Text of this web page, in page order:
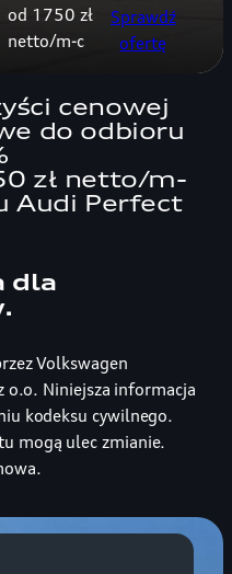
od 1750 zł
netto/m-c
Sprawdź
ofertę
cenowej
do odbioru
zł netto/m-
Audi Perfect
dla
Volkswagen
o.o. Niniejsza informacja
kodeksu cywilnego.
mogą ulec zmianie.